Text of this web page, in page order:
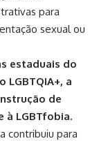
para
sexual ou
estaduais do
a
de
à LGBTfobia.
contribuiu para